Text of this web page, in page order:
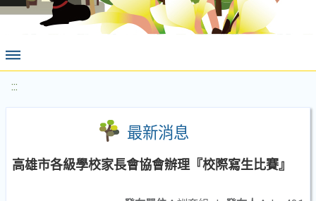
:::
最新消息
高雄市各級學校家長會協會辦理『校際寫生比賽』